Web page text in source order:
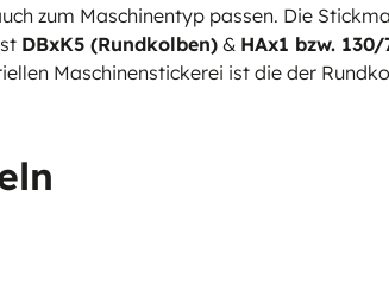
zum Maschinentyp passen. Die
DBxK5 (Rundkolben) & HAx1 bzw.
Maschinenstickerei ist die der